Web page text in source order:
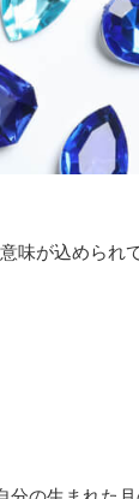
味が込められ